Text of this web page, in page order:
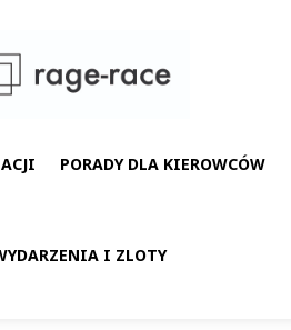
PORADY DLA KIEROWCÓW
I ZLOTY